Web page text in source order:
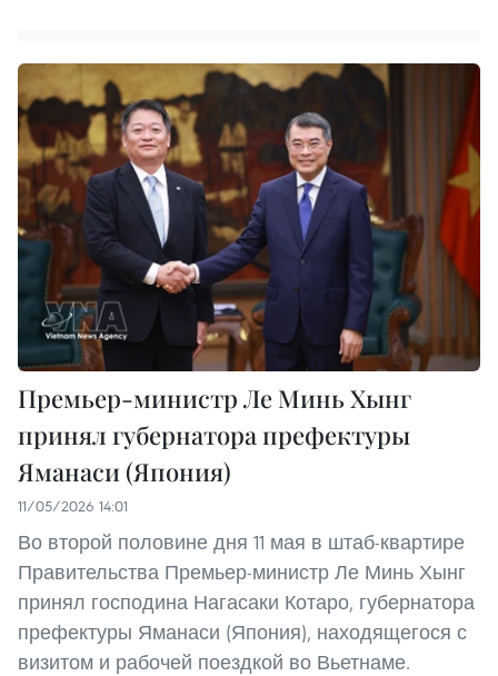
Премьер-министр Ле Минь Хынг
принял губернатора префектуры
Яманаси (Япония)
11/05/2026 14:01
Во второй половине дня 11 мая в штаб-квартире
Правительства Премьер-министр Ле Минь Хынг
принял господина Нагасаки Котаро, губернатора
префектуры Яманаси (Япония), находящегося с
визитом и рабочей поездкой во Вьетнаме.